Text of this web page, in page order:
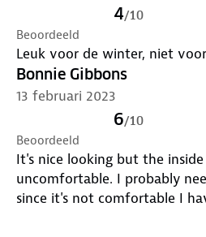
4/10
Beoordeeld
Leuk voor de winter, niet
Bonnie Gibbons
13 februari 2023
6/10
Beoordeeld
It's nice looking but the
uncomfortable. I probably
since it's not comfortable I